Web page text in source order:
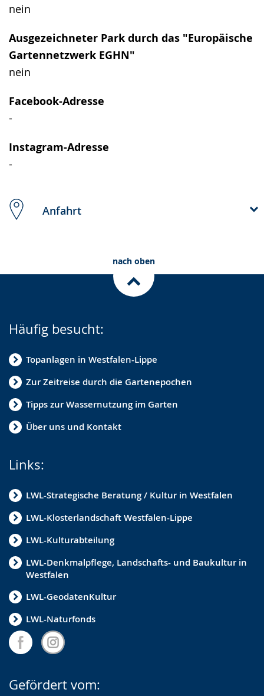
nein
Ausgezeichneter Park durch das "Europäische
Gartennetzwerk EGHN"
nein
Facebook-Adresse
-
Instagram-Adresse
-
Anfahrt
nach oben
Häufig besucht:
Topanlagen in Westfalen-Lippe
Zur Zeitreise durch die Gartenepochen
Tipps zur Wassernutzung im Garten
Über uns und Kontakt
Links:
LWL-Strategische Beratung / Kultur in Westfalen
LWL-Klosterlandschaft Westfalen-Lippe
LWL-Kulturabteilung
LWL-Denkmalpflege, Landschafts- und Baukultur in
Westfalen
LWL-GeodatenKultur
LWL-Naturfonds
Gefördert vom: